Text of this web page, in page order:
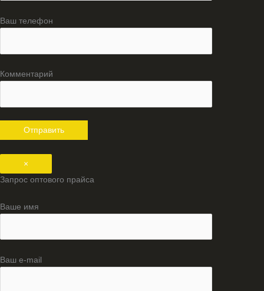
Ваш телефон
Комментарий
×
Запрос оптового прайса
Ваше имя
Ваш e-mail